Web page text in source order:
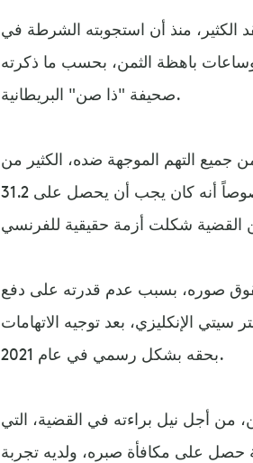
الكثير، منذ أن استجوبته الشرطة في
وساعات باهظة الثمن، بحسب ما ذكرته
صحيفة "ذا صن" البريطانية.
التهم الموجهة ضده، الكثير من
الأموال، التي تبلغ أكثر من مليون جنيه إسترليني، خصوصاً أنه كان يجب أن يحصل على 31.2
صوره، بسبب عدم قدرته على دفع
الإنكليزي، بعد توجيه الاتهامات
بحقه بشكل رسمي في عام 2021.
من أجل نيل براءته في القضية، التي
حصل على مكافأة صبره، ولديه تجربة